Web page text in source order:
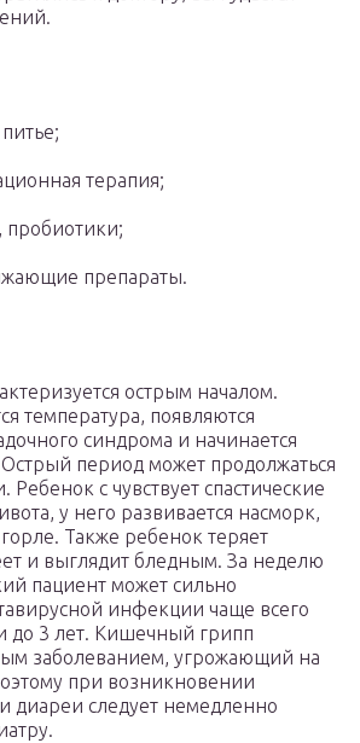
терапия;
препараты.
острым началом.
температура, появляются
синдрома и начинается
период может продолжаться
Ребенок с чувствует спастические
у него развивается насморк,
Также ребенок теряет
и выглядит бледным. За неделю
пациент может сильно
инфекции чаще всего
до 3 лет. Кишечный грипп
заболеванием, угрожающий на
при возникновении
диареи следует немедленно